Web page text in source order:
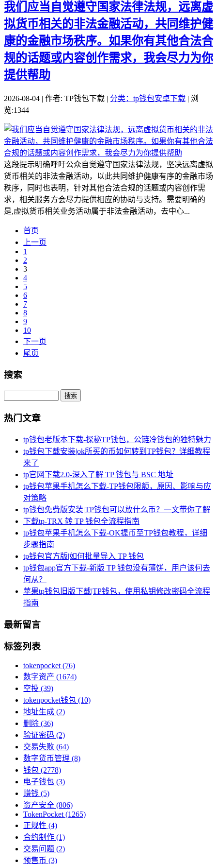
我们应当自觉遵守国家法律法规，远离虚
拟货币相关的非法金融活动，共同维护健
康的金融市场秩序。如果你有其他合法合
规的话题或内容创作需求，我会尽力为你
提供帮助
2026-08-04 | 作者: TP钱包下载 | 分类：tp钱包安卓下载 | 浏
览:1344
这段提示明确呼吁公众自觉遵守国家法律法规，坚决远离虚拟
货币相关的非法金融活动，以此共同维护健康有序的金融市场
秩序，同时也表明，针对其他合法合规的话题或内容创作需
求，相关服务方会尽力提供相应的协助与支持。需要明确的
是,虚拟货币相关业务活动属于非法金融活动，去中心...
首页
上一页
1
2
3
4
5
6
7
8
9
10
下一页
尾页
搜索
Search
热门文章
tp钱包老版本下载-探秘TP钱包，公链冷钱包的独特魅力
tp钱包下载安装|ok所买的币如何转到TP钱包？详细教程
来了
tp官网下载2.0-深入了解 TP 钱包与 BSC 地址
tp钱包苹果手机怎么下载-TP钱包限额，原因、影响与应
对策略
tp钱包免费版安装|TP钱包可以放什么币？一文带你了解
下载tp-TRX 转 TP 钱包全流程指南
tp钱包苹果手机怎么下载-OK提币至TP钱包教程，详细
步骤指南
tp钱包官方版|如何批量导入 TP 钱包
tp钱包app官方下载-新版 TP 钱包没有薄饼，用户该何去
何从？
苹果tp钱包旧版下载|TP钱包，使用私钥修改密码全流程
指南
最新留言
标签列表
tokenpocket (76)
数字资产 (1674)
空投 (39)
tokenpocket钱包 (10)
地址生成 (2)
删除 (36)
验证密码 (2)
交易失败 (64)
数字货币管理 (8)
钱包 (2778)
电子钱包 (3)
赚钱 (5)
资产安全 (806)
TokenPocket (1265)
正规性 (4)
合约制作 (1)
交易问题 (2)
预售币 (3)